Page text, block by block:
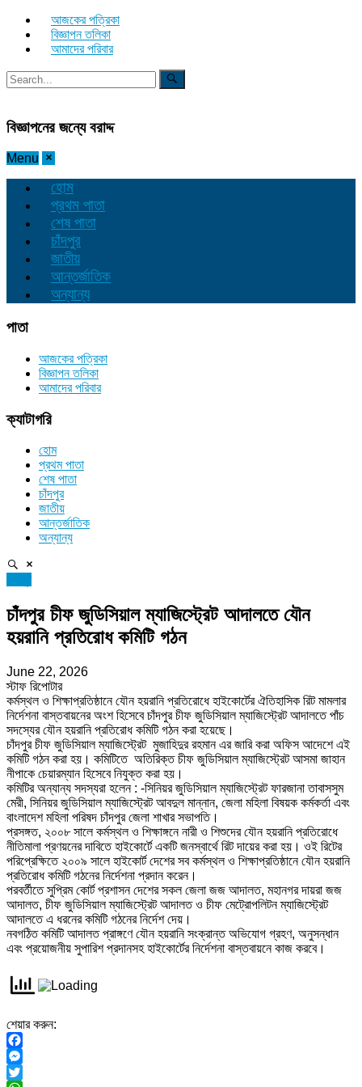
আজকের পত্রিকা
বিজ্ঞাপন তলিকা
আমাদের পরিবার
বিজ্ঞাপনের জন্যে বরাদ্দ
Menu
হোম
প্রথম পাতা
শেষ পাতা
চাঁদপুর
জাতীয়
আন্তর্জাতিক
অন্যান্য
পাতা
আজকের পত্রিকা
বিজ্ঞাপন তলিকা
আমাদের পরিবার
ক্যাটাগরি
হোম
প্রথম পাতা
শেষ পাতা
চাঁদপুর
জাতীয়
আন্তর্জাতিক
অন্যান্য
চাঁদপুর চীফ জুডিসিয়াল ম্যাজিস্ট্রেট আদালতে যৌন
হয়রানি প্রতিরোধ কমিটি গঠন
June 22, 2026
স্টাফ রিপোটার
কর্মস্থল ও শিক্ষাপ্রতিষ্ঠানে যৌন হয়রানি প্রতিরোধে হাইকোর্টের ঐতিহাসিক রিট মামলার
নির্দেশনা বাস্তবায়নের অংশ হিসেবে চাঁদপুর চীফ জুডিসিয়াল ম্যাজিস্ট্রেট আদালতে পাঁচ
সদস্যের যৌন হয়রানি প্রতিরোধ কমিটি গঠন করা হয়েছে।
চাঁদপুর চীফ জুডিসিয়াল ম্যাজিস্ট্রেট মুজাহিদুর রহমান এর জারি করা অফিস আদেশে এই
কমিটি গঠন করা হয়। কমিটিতে অতিরিক্ত চীফ জুডিসিয়াল ম্যাজিস্ট্রেট আসমা জাহান
নীপাকে চেয়ারম্যান হিসেবে নিযুক্ত করা হয়।
কমিটির অন্যান্য সদস্যরা হলেন : -সিনিয়র জুডিসিয়াল ম্যাজিস্ট্রেট ফারজানা তাবাসসুম
মেরী, সিনিয়র জুডিসিয়াল ম্যাজিস্ট্রেট আবদুল মান্নান, জেলা মহিলা বিষয়ক কর্মকর্তা এবং
বাংলাদেশ মহিলা পরিষদ চাঁদপুর জেলা শাখার সভাপতি।
প্রসঙ্গত, ২০০৮ সালে কর্মস্থল ও শিক্ষাঙ্গনে নারী ও শিশুদের যৌন হয়রানি প্রতিরোধে
নীতিমালা প্রণয়নের দাবিতে হাইকোর্টে একটি জনস্বার্থে রিট দায়ের করা হয়। ওই রিটের
পরিপ্রেক্ষিতে ২০০৯ সালে হাইকোর্ট দেশের সব কর্মস্থল ও শিক্ষাপ্রতিষ্ঠানে যৌন হয়রানি
প্রতিরোধ কমিটি গঠনের নির্দেশনা প্রদান করেন।
পরবর্তীতে সুপ্রিম কোর্ট প্রশাসন দেশের সকল জেলা জজ আদালত, মহানগর দায়রা জজ
আদালত, চীফ জুডিসিয়াল ম্যাজিস্ট্রেট আদালত ও চীফ মেট্রোপলিটন ম্যাজিস্ট্রেট
আদালতে এ ধরনের কমিটি গঠনের নির্দেশ দেয়।
নবগঠিত কমিটি আদালত প্রাঙ্গণে যৌন হয়রানি সংক্রান্ত অভিযোগ গ্রহণ, অনুসন্ধান
এবং প্রয়োজনীয় সুপারিশ প্রদানসহ হাইকোর্টের নির্দেশনা বাস্তবায়নে কাজ করবে।
শেয়ার করুন:
Facebook
Messenger